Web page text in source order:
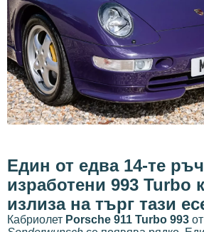
Един от едва 14-те
изработени 993 Turbo
излиза на търг тази
Кабриолет Porsche 911 Turbo 993